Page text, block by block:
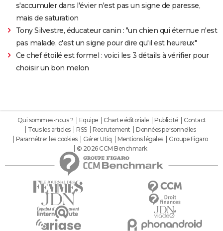
s'accumuler dans l'évier n'est pas un signe de paresse,
mais de saturation
Tony Silvestre, éducateur canin : "un chien qui éternue n'est
pas malade, c'est un signe pour dire qu'il est heureux"
Ce chef étoilé est formel : voici les 3 détails à vérifier pour
choisir un bon melon
Qui sommes-nous ? Equipe Charte éditoriale Publicité
Contact
Tous les articles
RSS Recrutement
Données personnelles
Paramétrer les cookies
Gérer Utiq Mentions légales
Groupe Figaro
© 2026 CCM Benchmark